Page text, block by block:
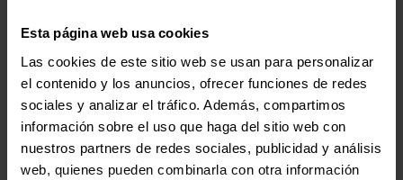
Esta página web usa cookies
Las cookies de este sitio web se usan para personalizar
el contenido y los anuncios, ofrecer funciones de redes
sociales y analizar el tráfico. Además, compartimos
información sobre el uso que haga del sitio web con
nuestros partners de redes sociales, publicidad y análisis
web, quienes pueden combinarla con otra información
Tipo de cable Cable redondo
Peso y dimensiones
Peso 50 g